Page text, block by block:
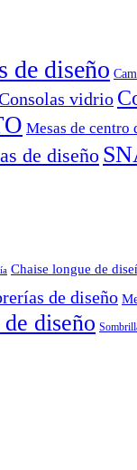
de diseño
vidrio
Mesas de centro
de diseño
Chaise longue de
de diseño
de diseño